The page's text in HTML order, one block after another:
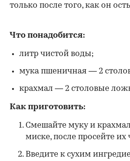
только после того, как он
Что понадобится:
литр чистой воды;
мука пшеничная — 2
крахмал — 2 столовые
Как приготовить:
Смешайте муку и
миске, после просейте их
Введите к сухим